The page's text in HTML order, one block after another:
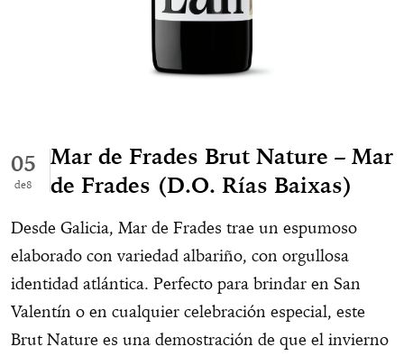
05
8
Mar de Frades Brut Nature – Mar
de Frades (D.O. Rías Baixas)
Desde Galicia, Mar de Frades trae un espumoso
elaborado con variedad albariño, con orgullosa
identidad atlántica. Perfecto para brindar en San
Valentín o en cualquier celebración especial, este
Brut Nature es una demostración de que el invierno